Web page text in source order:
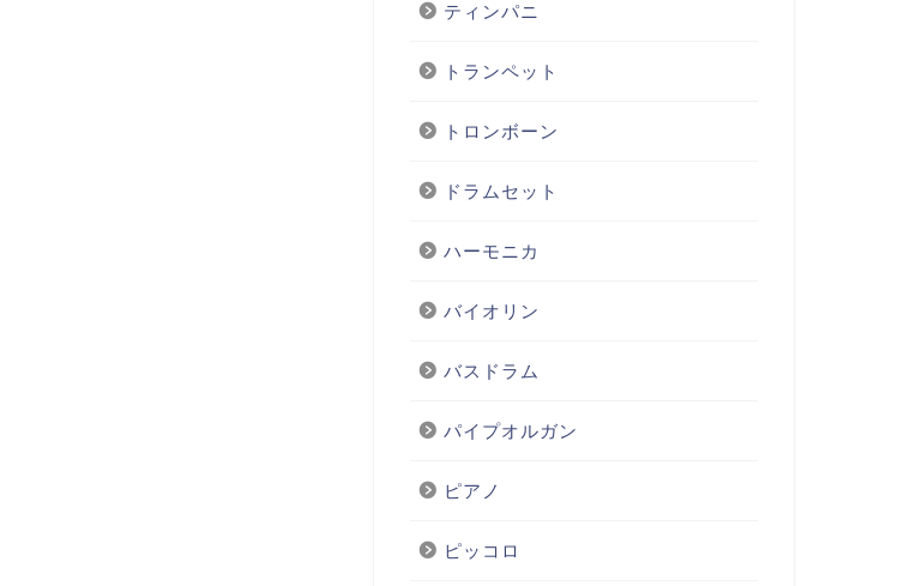
ティンパニ
トランペット
トロンボーン
ドラムセット
ハーモニカ
バイオリン
バスドラム
パイプオルガン
ピアノ
ピッコロ